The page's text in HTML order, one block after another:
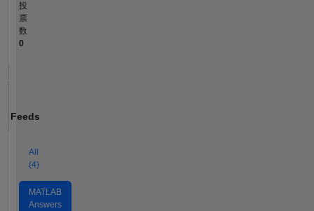
投
票
数
0
Feeds
All
(4)
MATLAB
Answers